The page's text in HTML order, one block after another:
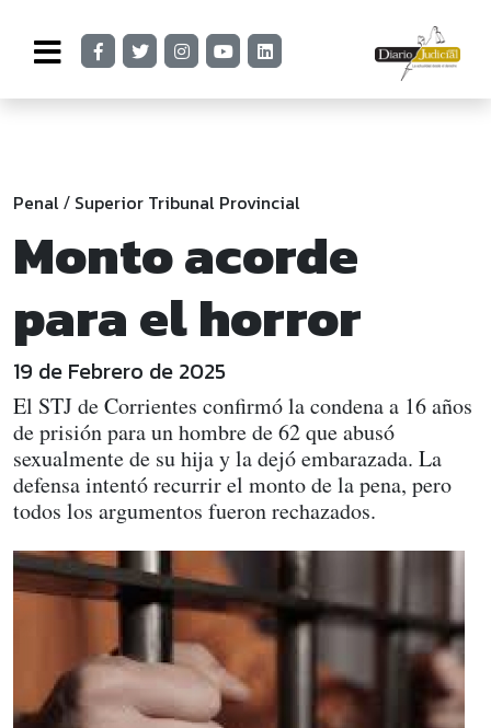
Penal/ Superior Tribunal Provincial
Monto acorde
para el horror
19 de Febrero de 2025
El STJ de Corrientes confirmó la condena a 16 años
de prisión para un hombre de 62 que abusó
sexualmente de su hija y la dejó embarazada. La
defensa intentó recurrir el monto de la pena, pero
todos los argumentos fueron rechazados.